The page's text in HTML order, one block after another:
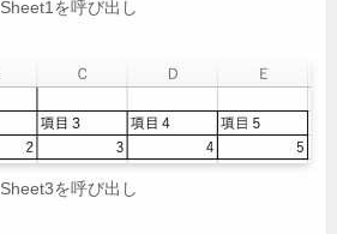
Sheet1を呼び出し
Sheet3を呼び出し